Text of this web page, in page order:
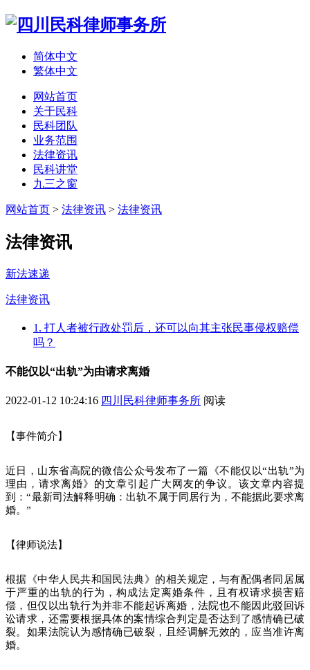
简体中文
繁体中文
网站首页
关于民科
民科团队
业务范围
法律资讯
民科讲堂
九三之窗
网站首页 > 法律资讯 > 法律资讯
法律资讯
新法速递
法律资讯
1. 打人者被行政处罚后，还可以向其主张民事侵权赔偿
吗？
不能仅以“出轨”为由请求离婚
2022-01-12 10:24:16 四川民科律师事务所 阅读
【事件简介】
近日，山东省高院的微信公众号发布了一篇《不能仅以“出轨”为
理由，请求离婚》的文章引起广大网友的争议。该文章内容提
到：“最新司法解释明确：出轨不属于同居行为，不能据此要求离
婚。”
【律师说法】
根据《中华人民共和国民法典》的相关规定，与有配偶者同居属
于严重的出轨的行为，构成法定离婚条件，且有权请求损害赔
偿，但仅以出轨行为并非不能起诉离婚，法院也不能因此驳回诉
讼请求，还需要根据具体的案情综合判定是否达到了感情确已破
裂。如果法院认为感情确已破裂，且经调解无效的，应当准许离
婚。